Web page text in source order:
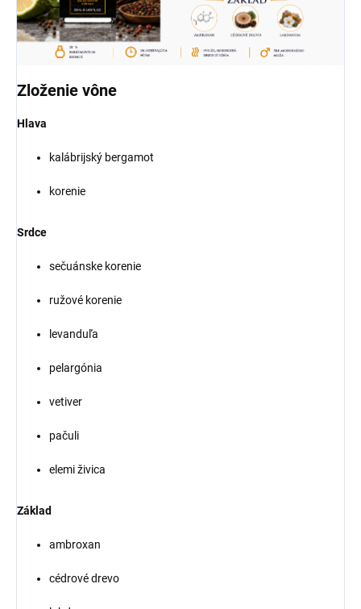
Zloženie vône
Hlava
kalábrijský bergamot
korenie
Srdce
sečuánske korenie
ružové korenie
levanduľa
pelargónia
vetiver
pačuli
elemi živica
Základ
ambroxan
cédrové drevo